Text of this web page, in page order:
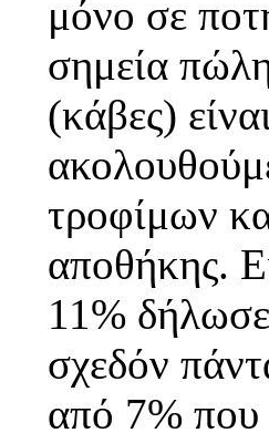
μόνο σε
σημεία
(κάβες)
τροφίμων
αποθήκης.
11%
σχεδόν
από 7%